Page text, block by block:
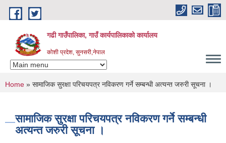
Skip to main content
गढी गाउँपालिका, गाउँ कार्यपालिकाको कार्यालय
कोशी प्रदेश, सुनसरी,नेपाल
You are here
Home » सामाजिक सुरक्षा परिचयपत्र नविकरण गर्ने सम्बन्धी अत्यन्त जरुरी सूचना ।
सामाजिक सुरक्षा परिचयपत्र नविकरण गर्ने सम्बन्धी
अत्यन्त जरुरी सूचना ।